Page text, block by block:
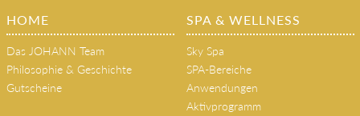
HOME
Das JOHANN Team
Philosophie & Geschichte
Gutscheine
SPA & WELLNESS
Sky Spa
SPA-Bereiche
Anwendungen
Aktivprogramm